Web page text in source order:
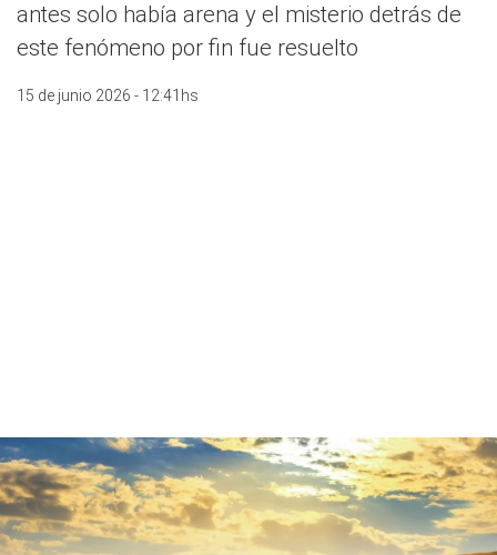
antes solo había arena y el misterio detrás de
este fenómeno por fin fue resuelto
15 de junio 2026 - 12:41hs